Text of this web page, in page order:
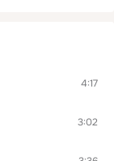
4:17
3:02